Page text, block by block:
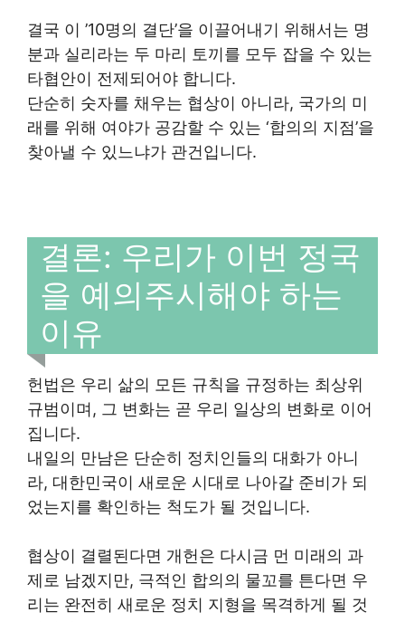
결국 이 ’10명의 결단’을 이끌어내기 위해서는 명
분과 실리라는 두 마리 토끼를 모두 잡을 수 있는
타협안이 전제되어야 합니다.
단순히 숫자를 채우는 협상이 아니라, 국가의 미
래를 위해 여야가 공감할 수 있는 ‘합의의 지점’을
찾아낼 수 있느냐가 관건입니다.
결론: 우리가 이번 정국
을 예의주시해야 하는
이유
헌법은 우리 삶의 모든 규칙을 규정하는 최상위
규범이며, 그 변화는 곧 우리 일상의 변화로 이어
집니다.
내일의 만남은 단순히 정치인들의 대화가 아니
라, 대한민국이 새로운 시대로 나아갈 준비가 되
었는지를 확인하는 척도가 될 것입니다.
협상이 결렬된다면 개헌은 다시금 먼 미래의 과
제로 남겠지만, 극적인 합의의 물꼬를 튼다면 우
리는 완전히 새로운 정치 지형을 목격하게 될 것